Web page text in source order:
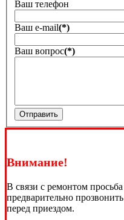
Ваш телефон
Ваш е-mail(*)
Ваш вопрос(*)
Отправить
Внимание!
В связи с ремонтом просьба
предварительно прозвонить
перед приездом.